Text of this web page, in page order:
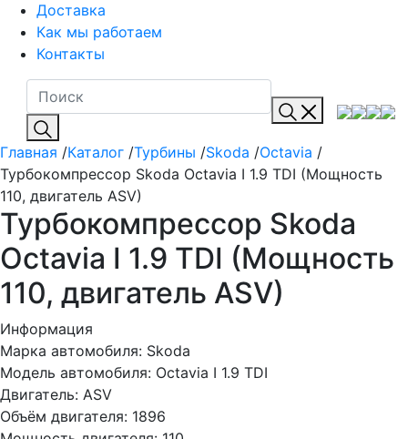
Доставка
Как мы работаем
Контакты
Главная /Каталог /Турбины /Skoda /Octavia /
Турбокомпрессор Skoda Octavia I 1.9 TDI (Мощность
110, двигатель ASV)
Турбокомпрессор Skoda
Octavia I 1.9 TDI (Мощность
110, двигатель ASV)
Информация
Марка автомобиля: Skoda
Модель автомобиля: Octavia I 1.9 TDI
Двигатель: ASV
Объём двигателя: 1896